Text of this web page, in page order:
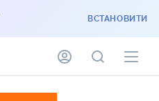
ВСТАНОВИТИ